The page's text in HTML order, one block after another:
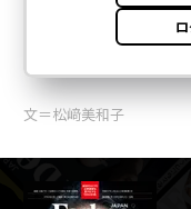
文＝松﨑美和子